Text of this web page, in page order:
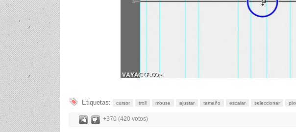
Etiquetas: cursor troll mouse ajustar tamaño escalar seleccionar
+370 (420 votos)